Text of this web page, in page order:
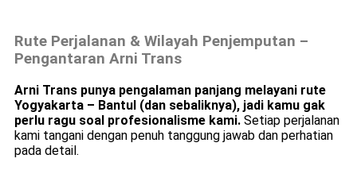
Rute Perjalanan & Wilayah Penjemputan –
Pengantaran Arni Trans
Arni Trans punya pengalaman panjang melayani rute
Yogyakarta – Bantul (dan sebaliknya), jadi kamu gak
perlu ragu soal profesionalisme kami. Setiap perjalanan
kami tangani dengan penuh tanggung jawab dan perhatian
pada detail.